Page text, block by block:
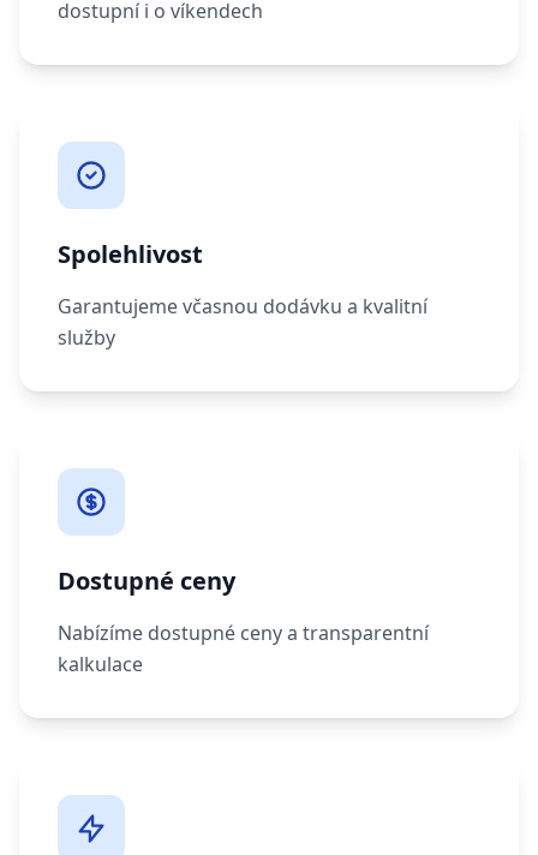
dostupní i o víkendech
Spolehlivost
Garantujeme včasnou dodávku a kvalitní
služby
Dostupné ceny
Nabízíme dostupné ceny a transparentní
kalkulace